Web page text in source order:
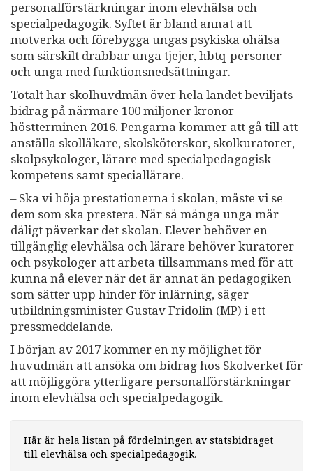
personalförstärkningar inom elevhälsa och
specialpedagogik. Syftet är bland annat att
motverka och förebygga ungas psykiska ohälsa
som särskilt drabbar unga tjejer, hbtq-personer
och unga med funktionsnedsättningar.
Totalt har skolhuvdmän över hela landet beviljats
bidrag på närmare 100 miljoner kronor
höstterminen 2016. Pengarna kommer att gå till att
anställa skolläkare, skolsköterskor, skolkuratorer,
skolpsykologer, lärare med specialpedagogisk
kompetens samt speciallärare.
– Ska vi höja prestationerna i skolan, måste vi se
dem som ska prestera. När så många unga mår
dåligt påverkar det skolan. Elever behöver en
tillgänglig elevhälsa och lärare behöver kuratorer
och psykologer att arbeta tillsammans med för att
kunna nå elever när det är annat än pedagogiken
som sätter upp hinder för inlärning, säger
utbildningsminister Gustav Fridolin (MP) i ett
pressmeddelande.
I början av 2017 kommer en ny möjlighet för
huvudmän att ansöka om bidrag hos Skolverket för
att möjliggöra ytterligare personalförstärkningar
inom elevhälsa och specialpedagogik.
Här är hela listan på fördelningen av statsbidraget
till elevhälsa och specialpedagogik.